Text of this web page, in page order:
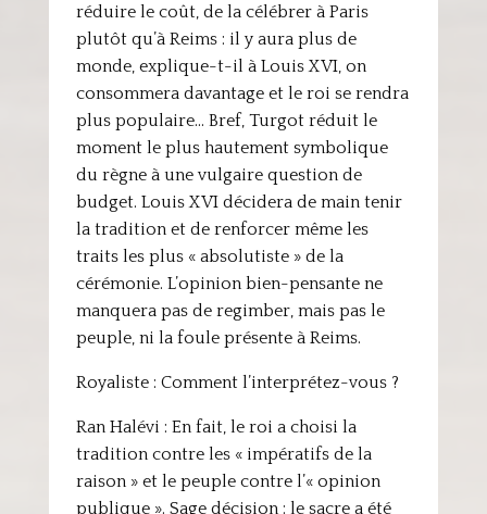
réduire le coût, de la célébrer à Paris
plutôt qu’à Reims : il y aura plus de
monde, explique-t-il à Louis XVI, on
consommera davantage et le roi se rendra
plus populaire… Bref, Turgot réduit le
moment le plus hautement symbolique
du règne à une vulgaire question de
budget. Louis XVI décidera de main tenir
la tradition et de renforcer même les
traits les plus « absolutiste » de la
cérémonie. L’opinion bien-pensante ne
manquera pas de regimber, mais pas le
peuple, ni la foule présente à Reims.
Royaliste : Comment l’interprétez-vous ?
Ran Halévi : En fait, le roi a choisi la
tradition contre les « impératifs de la
raison » et le peuple contre l’« opinion
publique ». Sage décision : le sacre a été